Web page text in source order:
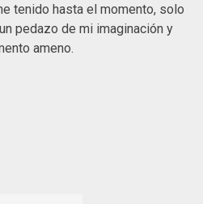
tenido hasta el momento, solo
pedazo de mi imaginación y
ameno.